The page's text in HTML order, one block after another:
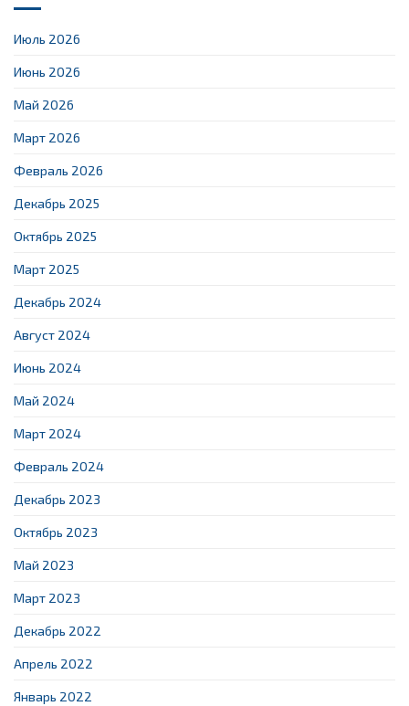
Июль 2026
Июнь 2026
Май 2026
Март 2026
Февраль 2026
Декабрь 2025
Октябрь 2025
Март 2025
Декабрь 2024
Август 2024
Июнь 2024
Май 2024
Март 2024
Февраль 2024
Декабрь 2023
Октябрь 2023
Май 2023
Март 2023
Декабрь 2022
Апрель 2022
Январь 2022